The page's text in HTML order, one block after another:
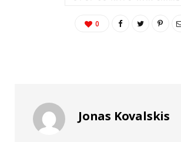
0
Jonas Kovalskis